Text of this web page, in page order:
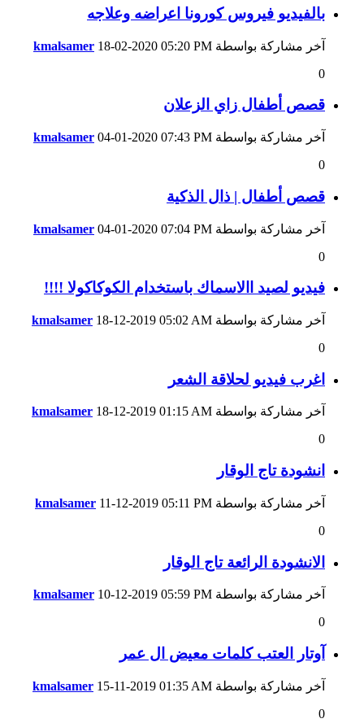
بالفيديو فيروس كورونا اعراضه وعلاجه
آخر مشاركة بواسطة kmalsamer 18-02-2020 05:20 PM
0
قصص أطفال زاي الزعلان
آخر مشاركة بواسطة kmalsamer 04-01-2020 07:43 PM
0
قصص أطفال | ذال الذكية
آخر مشاركة بواسطة kmalsamer 04-01-2020 07:04 PM
0
فيديو لصيد االاسماك باستخدام الكوكاكولا !!!!
آخر مشاركة بواسطة kmalsamer 18-12-2019 05:02 AM
0
اغرب فيديو لحلاقة الشعر
آخر مشاركة بواسطة kmalsamer 18-12-2019 01:15 AM
0
انشودة تاج الوقار
آخر مشاركة بواسطة kmalsamer 11-12-2019 05:11 PM
0
الانشودة الرائعة تاج الوقار
آخر مشاركة بواسطة kmalsamer 10-12-2019 05:59 PM
0
آوتار العتب كلمات معيض ال عمر
آخر مشاركة بواسطة kmalsamer 15-11-2019 01:35 AM
0